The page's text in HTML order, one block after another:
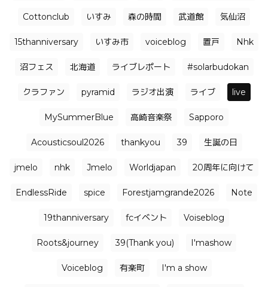
Cottonclub いすみ 森の時間 武道館 気仙沼
15thanniversary いすみ市 voiceblog 置戸 Nhk
沼フェス 北海道 ライブレポート #solarbudokan
クラファン pyramid ラジオ出演 ライブ live
MySummerBlue 高崎音楽祭 Sapporo
Acousticsoul2026 thankyou 39 生誕の日
jmelo nhk Jmelo Worldjapan 20周年に向けて
EndlessRide spice Forestjamgrande2026 Note
19thanniversary fcイベント Voiseblog
Roots&journey 39(Thank you) I'mashow
Voiceblog 有楽町 I'm a show